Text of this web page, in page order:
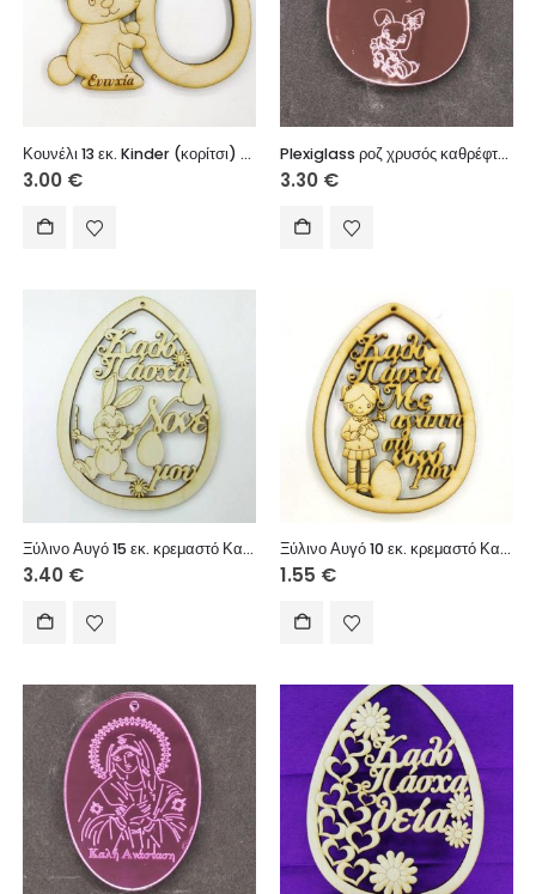
Κουνέλι 13 εκ. Kinder (κορίτσι) – χωρίς το σοκολατένιο αυγό
3.00 €
Plexiglass ροζ χρυσός καθρέφτης αυγό 7 εκ. Καλό Πάσχα Νονά μου
3.30 €
Ξύλινο Αυγό 15 εκ. κρεμαστό Καλό Πάσχα Νονέ μου (αγόρι)
3.40 €
Ξύλινο Αυγό 10 εκ. κρεμαστό Καλό Πάσχα – Με αγάπη στο νονό μου (κορίτσι)
1.55 €